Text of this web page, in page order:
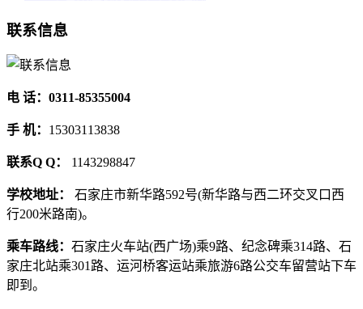
联系信息
电 话：0311-85355004
手 机： 15303113838
联系Q Q： 1143298847
学校地址： 石家庄市新华路592号(新华路与西二环交叉口西
行200米路南)。
乘车路线： 石家庄火车站(西广场)乘9路、纪念碑乘314路、石
家庄北站乘301路、运河桥客运站乘旅游6路公交车留营站下车
即到。